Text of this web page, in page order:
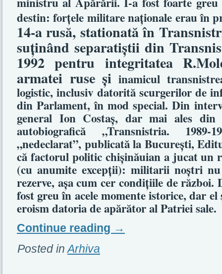
destin: forţele militare naţionale erau în
14-a rusă, stationată în
suţinând separatiştii din
1992 pentru integritatea
armatei ruse şi inamicul
logistic, inclusiv datorită scurgerilor de
din Parlament, în mod special. Din
general Ion Costaş, dar mai ales
autobiografică „Transnistria.
„nedeclarat”, publicată la Bucureşti,
că factorul politic chişinăuian a jucat un
(cu anumite excepţii): militarii noştri
rezerve, aşa cum cer condiţiile de
fost greu în acele momente istorice, dar
eroism datoria de apărător al Patriei sale.
Continue reading →
Posted in Arhiva